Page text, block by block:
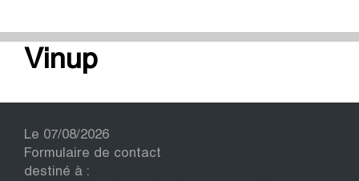
Vinup
Le 07/08/2026
Formulaire de contact
destiné à :